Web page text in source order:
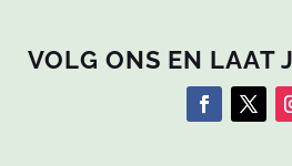
VOLG ONS EN LAAT